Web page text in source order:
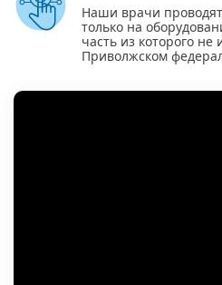
Наши врачи
только на
часть из которого не
Приволжском